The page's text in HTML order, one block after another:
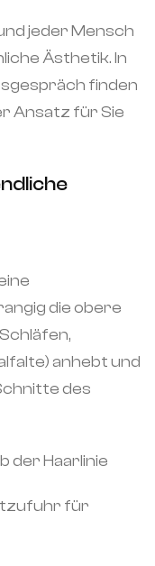
jeder Mensch
Ästhetik. In
finden
Ansatz für Sie
die obere
anhebt und
des
der Haarlinie
für